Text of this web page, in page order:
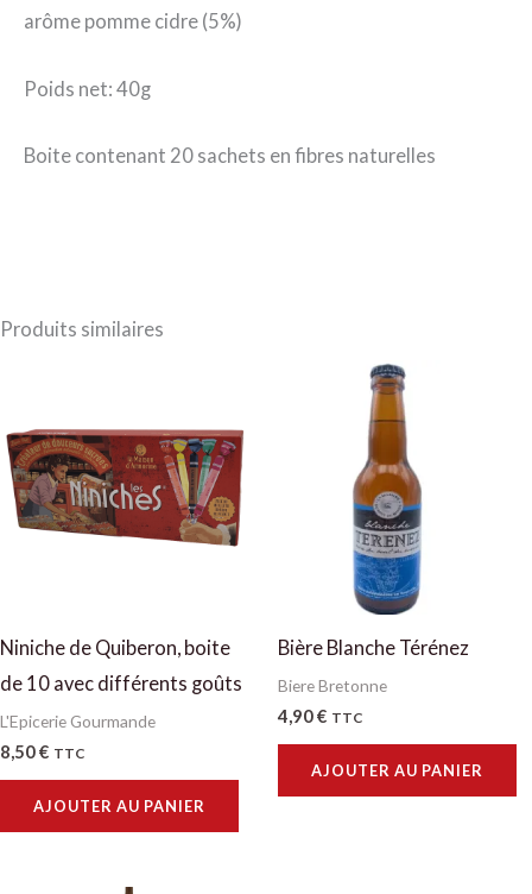
arôme pomme cidre (5%)
Poids net: 40g
Boite contenant 20 sachets en fibres naturelles
Produits similaires
Niniche de Quiberon, boite
de 10 avec différents goûts
L'Epicerie Gourmande
8,50€ TTC
AJOUTER AU PANIER
Bière Blanche Térénez
Biere Bretonne
4,90€ TTC
AJOUTER AU PANIER